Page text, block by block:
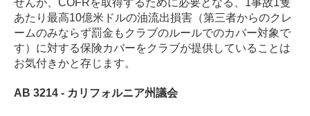
せんが、 COFRを取得するために必要となる、 1事故1隻
あたり最高10億米ドルの油流出損害（第三者からのクレ
ームのみならず罰金もクラブのルールでのカバー対象で
す）に対する保険カバーをクラブが提供していることは
お気付きかと存じます。
AB 3214 - カリフォルニア州議会